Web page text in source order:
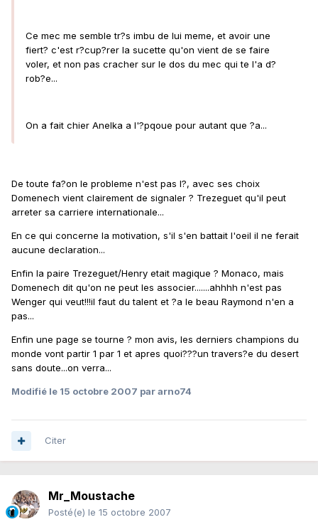
Ce mec me semble tr?s imbu de lui meme, et avoir une
fiert? c'est r?cup?rer la sucette qu'on vient de se faire
voler, et non pas cracher sur le dos du mec qui te l'a d?
rob?e...
On a fait chier Anelka a l'?pqoue pour autant que ?a...
De toute fa?on le probleme n'est pas l?, avec ses choix
Domenech vient clairement de signaler ? Trezeguet qu'il peut
arreter sa carriere internationale...
En ce qui concerne la motivation, s'il s'en battait l'oeil il ne ferait
aucune declaration...
Enfin la paire Trezeguet/Henry etait magique ? Monaco, mais
Domenech dit qu'on ne peut les associer.......ahhhh n'est pas
Wenger qui veut!!!il faut du talent et ?a le beau Raymond n'en a
pas...
Enfin une page se tourne ? mon avis, les derniers champions du
monde vont partir 1 par 1 et apres quoi???un travers?e du desert
sans doute...on verra...
Modifié le 15 octobre 2007 par arno74
Citer
Mr_Moustache
Posté(e) le 15 octobre 2007